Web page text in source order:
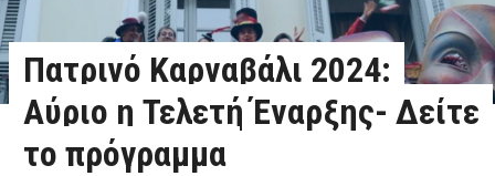
Πατρινό Καρναβάλι 2024:
Αύριο η Τελετή Έναρξης- Δείτε
το πρόγραμμα